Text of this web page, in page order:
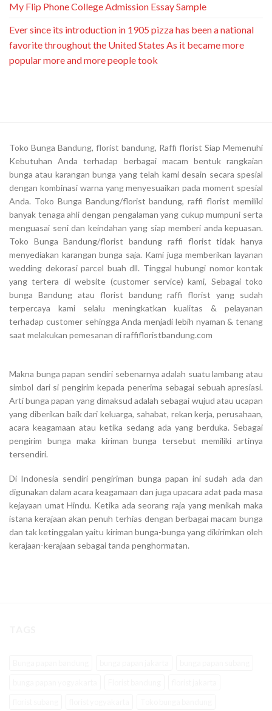
My Flip Phone College Admission Essay Sample
Ever since its introduction in 1905 pizza has been a national
favorite throughout the United States As it became more
popular more and more people took
Toko Bunga Bandung, florist bandung, Raffi florist Siap Memenuhi
Kebutuhan Anda terhadap berbagai macam bentuk rangkaian
bunga atau karangan bunga yang telah kami desain secara spesial
dengan kombinasi warna yang menyesuaikan pada moment spesial
Anda. Toko Bunga Bandung/florist bandung, raffi florist memiliki
banyak tenaga ahli dengan pengalaman yang cukup mumpuni serta
menguasai seni dan keindahan yang siap memberi anda kepuasan.
Toko Bunga Bandung/florist bandung raffi florist tidak hanya
menyediakan karangan bunga saja. Kami juga memberikan layanan
wedding dekorasi parcel buah dll. Tinggal hubungi nomor kontak
yang tertera di website (customer service) kami, Sebagai toko
bunga Bandung atau florist bandung raffi florist yang sudah
terpercaya kami selalu meningkatkan kualitas & pelayanan
terhadap customer sehingga Anda menjadi lebih nyaman & tenang
saat melakukan pemesanan di raffifloristbandung.com
Makna bunga papan sendiri sebenarnya adalah suatu lambang atau
simbol dari si pengirim kepada penerima sebagai sebuah apresiasi.
Arti bunga papan yang dimaksud adalah sebagai wujud atau ucapan
yang diberikan baik dari keluarga, sahabat, rekan kerja, perusahaan,
acara keagamaan atau ketika sedang ada yang berduka. Sebagai
pengirim bunga maka kiriman bunga tersebut memiliki artinya
tersendiri.
Di Indonesia sendiri pengiriman bunga papan ini sudah ada dan
digunakan dalam acara keagamaan dan juga upacara adat pada masa
kejayaan umat Hindu. Ketika ada seorang raja yang menikah maka
istana kerajaan akan penuh terhias dengan berbagai macam bunga
dan tak ketinggalan yaitu kiriman bunga-bunga yang dikirimkan oleh
kerajaan-kerajaan sebagai tanda penghormatan.